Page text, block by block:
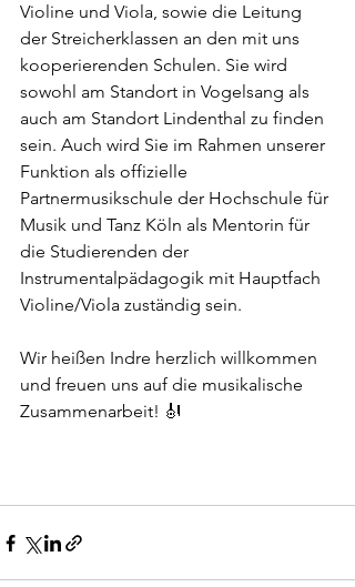
Violine und Viola, sowie die Leitung
der Streicherklassen an den mit uns
kooperierenden Schulen. Sie wird
sowohl am Standort in Vogelsang als
auch am Standort Lindenthal zu finden
sein. Auch wird Sie im Rahmen unserer
Funktion als offizielle
Partnermusikschule der Hochschule für
Musik und Tanz Köln als Mentorin für
die Studierenden der
Instrumentalpädagogik mit Hauptfach
Violine/Viola zuständig sein.
Wir heißen Indre herzlich willkommen
und freuen uns auf die musikalische
Zusammenarbeit! 🎻